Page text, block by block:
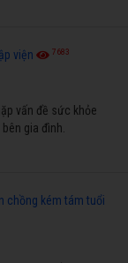
viện 7683
vấn đề sức khỏe
gia đình.
chồng kém tám tuổi